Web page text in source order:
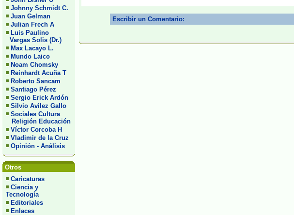
Johnny Schmidt C.
Juan Gelman
Julian Frech A
Luis Paulino
Vargas Solis (Dr.)
Max Lacayo L.
Mundo Laico
Noam Chomsky
Reinhardt Acuña T
Roberto Sancam
Santiago Pérez
Sergio Erick Ardón
Silvio Avilez Gallo
Sociales Cultura
Religión Educación
Víctor Corcoba H
Vladimir de la Cruz
Opinión - Análisis
Otros
Caricaturas
Ciencia y
Tecnología
Editoriales
Enlaces
Escribir un Comentario: